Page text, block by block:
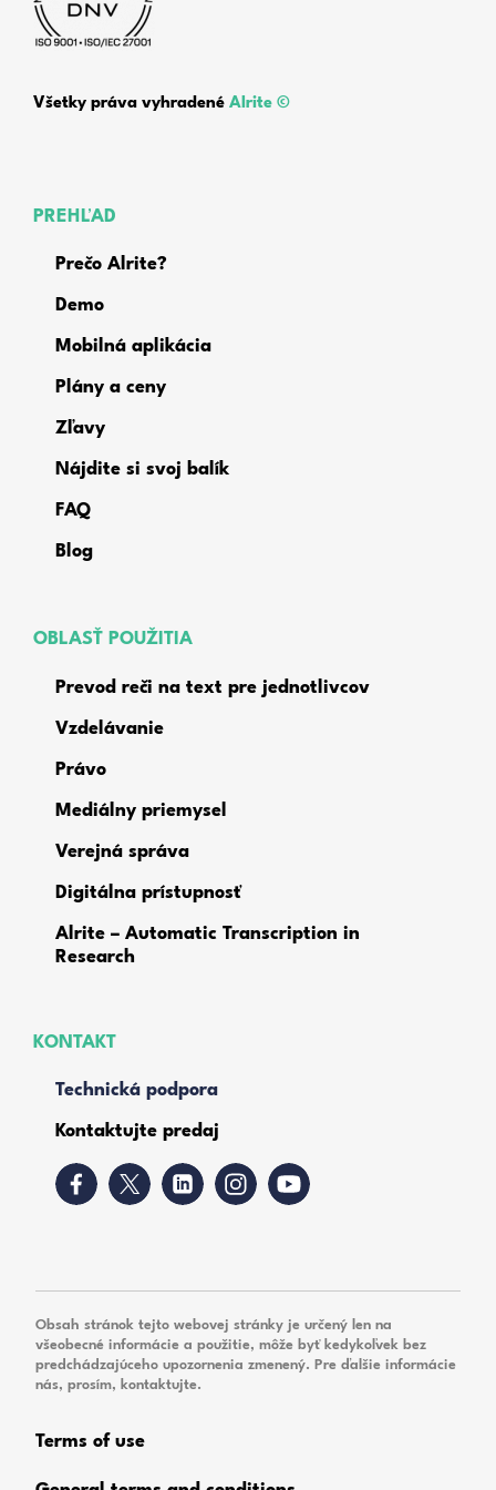
Všetky práva vyhradené Alrite ©
PREHĽAD
Prečo Alrite?
Demo
Mobilná aplikácia
Plány a ceny
Zľavy
Nájdite si svoj balík
FAQ
Blog
OBLASŤ POUŽITIA
Prevod reči na text pre jednotlivcov
Vzdelávanie
Právo
Mediálny priemysel
Verejná správa
Digitálna prístupnosť
Alrite – Automatic Transcription in
Research
KONTAKT
Technická podpora
Kontaktujte predaj
Obsah stránok tejto webovej stránky je určený len na
všeobecné informácie a použitie, môže byť kedykoľvek bez
predchádzajúceho upozornenia zmenený. Pre ďalšie informácie
nás, prosím, kontaktujte.
Terms of use